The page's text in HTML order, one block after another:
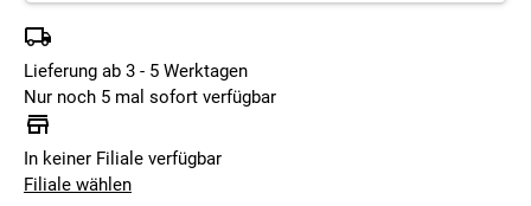
Lieferung ab 3 - 5 Werktagen
Nur noch 5 mal sofort verfügbar
In keiner Filiale verfügbar
Filiale wählen